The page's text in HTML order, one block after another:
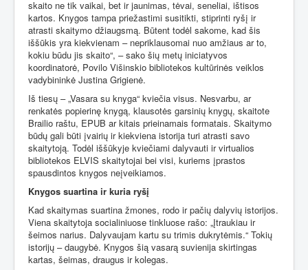
skaito ne tik vaikai, bet ir jaunimas, tėvai, seneliai, ištisos
kartos. Knygos tampa priežastimi susitikti, stiprinti ryšį ir
atrasti skaitymo džiaugsmą. Būtent todėl sakome, kad šis
iššūkis yra kiekvienam – nepriklausomai nuo amžiaus ar to,
kokiu būdu jis skaito“, – sako šių metų iniciatyvos
koordinatorė, Povilo Višinskio bibliotekos kultūrinės veiklos
vadybininkė Justina Grigienė.
Iš tiesų – „Vasara su knyga“ kviečia visus. Nesvarbu, ar
renkatės popierinę knygą, klausotės garsinių knygų, skaitote
Brailio raštu, EPUB ar kitais prieinamais formatais. Skaitymo
būdų gali būti įvairių ir kiekviena istorija turi atrasti savo
skaitytoją. Todėl iššūkyje kviečiami dalyvauti ir virtualios
bibliotekos ELVIS skaitytojai bei visi, kuriems įprastos
spausdintos knygos neįveikiamos.
Knygos suartina ir kuria ryšį
Kad skaitymas suartina žmones, rodo ir pačių dalyvių istorijos.
Viena skaitytoja socialiniuose tinkluose rašo: „Įtraukiau ir
šeimos narius. Dalyvaujam kartu su trimis dukrytėmis.“ Tokių
istorijų – daugybė. Knygos šią vasarą suvienija skirtingas
kartas, šeimas, draugus ir kolegas.